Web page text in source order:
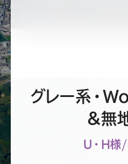
ダ
ー
ダ
ー
グレー系・
＆無
U・H